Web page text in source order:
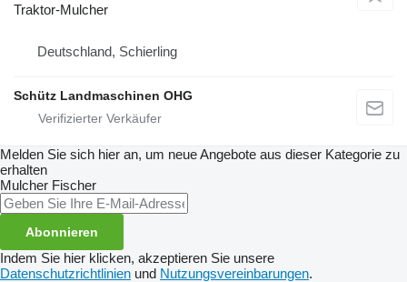
Traktor-Mulcher
Deutschland, Schierling
Schütz Landmaschinen OHG
Melden Sie sich hier an, um neue Angebote aus dieser Kategorie zu
erhalten
Mulcher Fischer
Abonnieren
Indem Sie hier klicken, akzeptieren Sie unsere
Datenschutzrichtlinien und Nutzungsvereinbarungen.